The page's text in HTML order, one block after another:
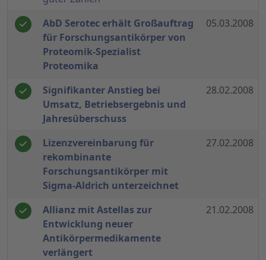
AbD Serotec erhält Großauftrag
für Forschungsantikörper von
Proteomik-Spezialist
Proteomika
05.03.2008
Signifikanter Anstieg bei
Umsatz, Betriebsergebnis und
Jahresüberschuss
28.02.2008
Lizenzvereinbarung für
rekombinante
Forschungsantikörper mit
Sigma-Aldrich unterzeichnet
27.02.2008
Allianz mit Astellas zur
Entwicklung neuer
Antikörpermedikamente
verlängert
21.02.2008